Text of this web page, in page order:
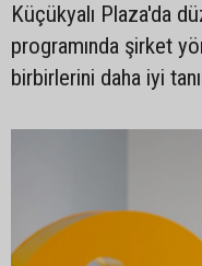
Küçükyalı Plaza'da
programında şirket
birbirlerini daha iyi